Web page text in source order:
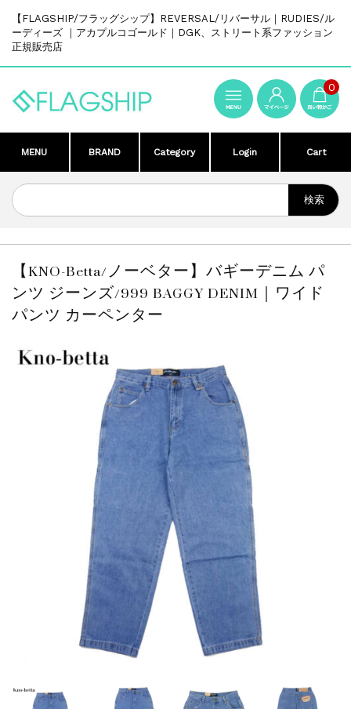
【FLAGSHIP/フラッグシップ】REVERSAL/リバーサル｜RUDIES/ル
ーディーズ ｜アカプルコゴールド｜DGK、ストリート系ファッション
正規販売店
0
MENU BRAND Category Login Cart
【KNO-Betta/ノーベター】バギーデニム パ
ンツ ジーンズ/999 BAGGY DENIM｜ワイド
パンツ カーペンター